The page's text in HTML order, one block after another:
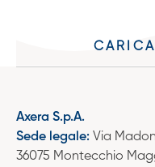
Axera S.p.A.
Sede legale: Via
36075 Montecchio